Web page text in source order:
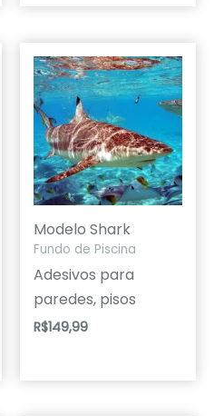
Modelo Shark
Fundo de Piscina
Adesivos para
paredes, pisos
R$149,99